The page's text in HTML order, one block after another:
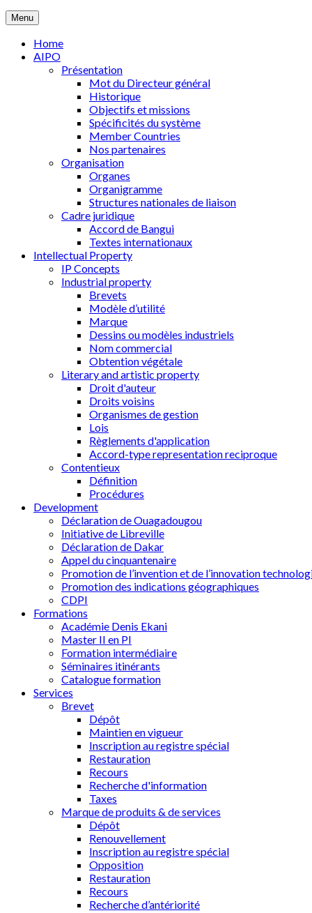
Menu
Home
AIPO
Présentation
Mot du Directeur général
Historique
Objectifs et missions
Spécificités du système
Member Countries
Nos partenaires
Organisation
Organes
Organigramme
Structures nationales de liaison
Cadre juridique
Accord de Bangui
Textes internationaux
Intellectual Property
IP Concepts
Industrial property
Brevets
Modèle d’utilité
Marque
Dessins ou modèles industriels
Nom commercial
Obtention végétale
Literary and artistic property
Droit d'auteur
Droits voisins
Organismes de gestion
Lois
Règlements d'application
Accord-type representation reciproque
Contentieux
Définition
Procédures
Development
Déclaration de Ouagadougou
Initiative de Libreville
Déclaration de Dakar
Appel du cinquantenaire
Promotion de l’invention et de l’innovation
Promotion des indications géographiques
CDPI
Formations
Académie Denis Ekani
Master II en PI
Formation intermédiaire
Séminaires itinérants
Catalogue formation
Services
Brevet
Dépôt
Maintien en vigueur
Inscription au registre spécial
Restauration
Recours
Recherche d'information
Taxes
Marque de produits & de services
Dépôt
Renouvellement
Inscription au registre spécial
Opposition
Restauration
Recours
Recherche d’antériorité